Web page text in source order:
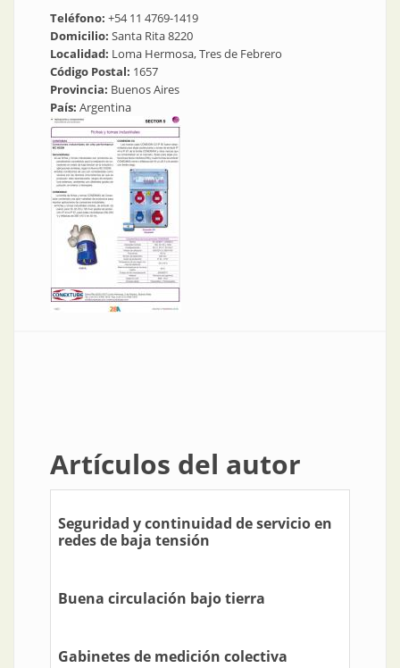
Teléfono: +54 11 4769-1419
Domicilio: Santa Rita 8220
Localidad: Loma Hermosa, Tres de Febrero
Código Postal: 1657
Provincia: Buenos Aires
País: Argentina
Artículos del autor
Seguridad y continuidad de servicio en
redes de baja tensión
Buena circulación bajo tierra
Gabinetes de medición colectiva